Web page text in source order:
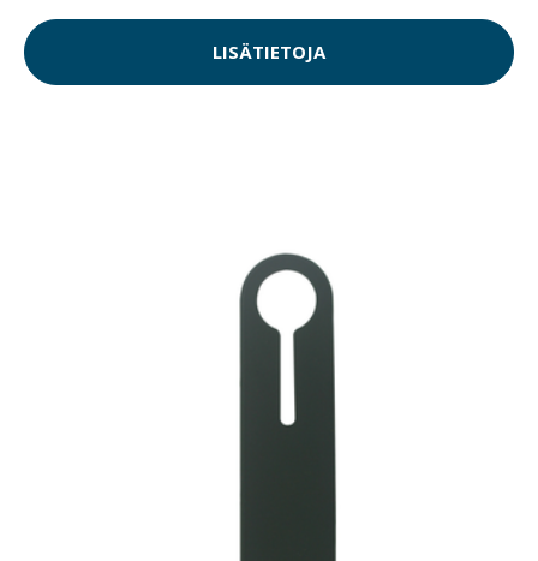
LISÄTIETOJA